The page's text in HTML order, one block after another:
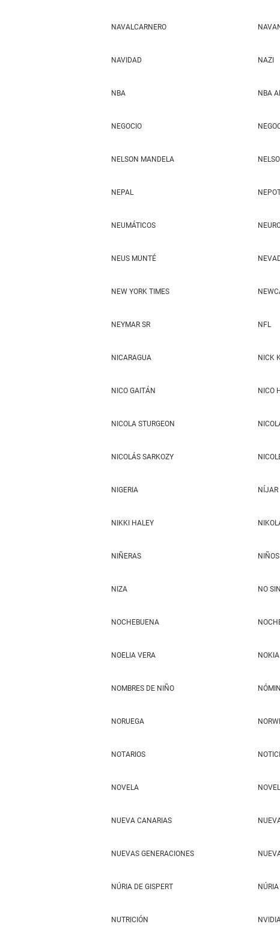
NAVALCARNERO
NAVIDAD NAZI
NBA NBA
NEGOCIO
NELSON MANDELA
NEPAL
NEUMÁTICOS
NEUS MUNTÉ
NEW YORK TIMES
NEYMAR SR NFL
NICARAGUA NICK
NICO GAITÁN NICO
NICOLA STURGEON
NICOLÁS SARKOZY
NIGERIA NÍJAR
NIKKI HALEY
NIÑERAS NIÑOS
NIZA NO
NOCHEBUENA
NOELIA VERA NOKIA
NOMBRES DE NIÑO
NORUEGA
NOTARIOS
NOVELA
NUEVA CANARIAS
NUEVAS GENERACIONES
NÚRIA DE GISPERT
NUTRICIÓN